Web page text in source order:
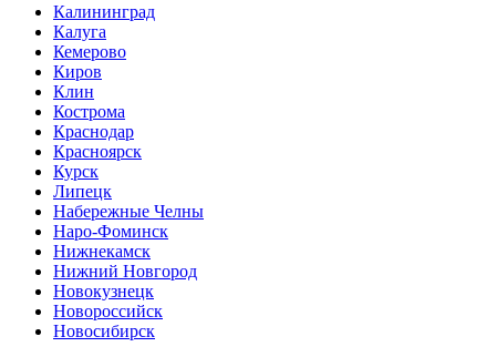
Калининград
Калуга
Кемерово
Киров
Клин
Кострома
Краснодар
Красноярск
Курск
Липецк
Набережные Челны
Наро-Фоминск
Нижнекамск
Нижний Новгород
Новокузнецк
Новороссийск
Новосибирск